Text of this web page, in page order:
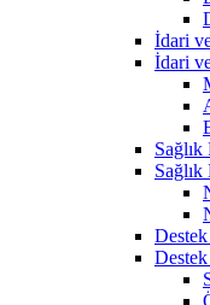
İdari
İdari
Sağlık